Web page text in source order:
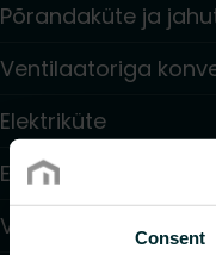
Consent
Põrandaküte ja
Ventilaatoriga
Elektriküte
Elektroonilised
Veesüsteemide